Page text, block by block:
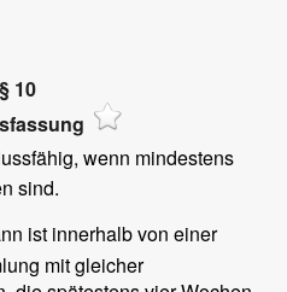
§ 10
wenn mindestens
sind.
ist innerhalb von einer
mit gleicher